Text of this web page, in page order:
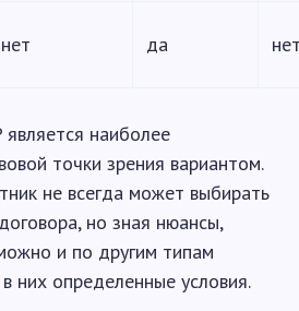
нет да
наиболее
точки зрения вариантом.
не всегда может выбирать
но зная нюансы,
и по другим типам
них определенные условия.